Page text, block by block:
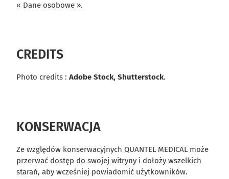
« Dane osobowe ».
CREDITS
Photo credits :Adobe Stock, Shutterstock.
KONSERWACJA
Ze względów konserwacyjnych QUANTEL MEDICAL może
przerwać dostęp do swojej witryny i dołoży wszelkich
starań, aby wcześniej powiadomić użytkowników.